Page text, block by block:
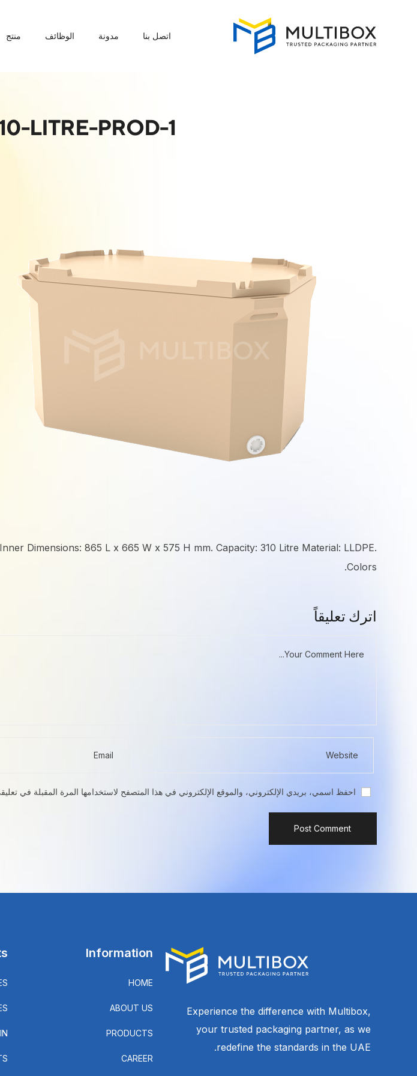
منتج الوظائف مدونة اتصل بنا
LITRE-PROD-1
Dimensions: 865 L x 665 W x 575 H mm. Capacity: 310 Litre Material: LLDPE.
Colors.
اترك تعليقاً
احفظ اسمي، بريدي الإلكتروني، والموقع الإلكتروني في هذا المتصفح لاستخدامها المرة المقبلة في
Experience the difference with Multibox,
your trusted packaging partner, as we
redefine the standards in the UAE.
Information
HOME
ABOUT US
PRODUCTS
CAREER